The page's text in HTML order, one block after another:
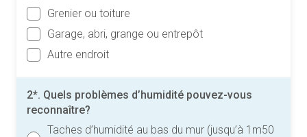
Grenier ou toiture
Garage, abri, grange ou entrepôt
Autre endroit
2*. Quels problèmes d’humidité pouvez-vous
reconnaître?
Taches d’humidité au bas du mur (jusqu’à 1m50